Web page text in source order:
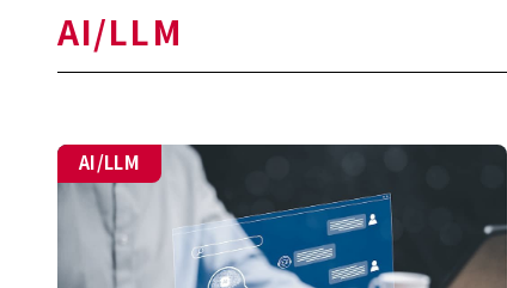
AI/LLM
AI/LLM